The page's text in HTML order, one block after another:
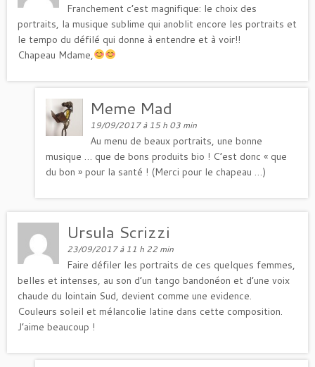
Franchement c’est magnifique: le choix des
portraits, la musique sublime qui anoblit encore les portraits et
le tempo du défilé qui donne à entendre et à voir!!
Chapeau Mdame,
Meme Mad
19/09/2017 à 15 h 03 min
Au menu de beaux portraits, une bonne
musique … que de bons produits bio ! C’est donc « que
du bon » pour la santé ! (Merci pour le chapeau …)
Ursula Scrizzi
23/09/2017 à 11 h 22 min
Faire défiler les portraits de ces quelques femmes,
belles et intenses, au son d’un tango bandonéon et d’une voix
chaude du lointain Sud, devient comme une evidence.
Couleurs soleil et mélancolie latine dans cette composition.
J’aime beaucoup !